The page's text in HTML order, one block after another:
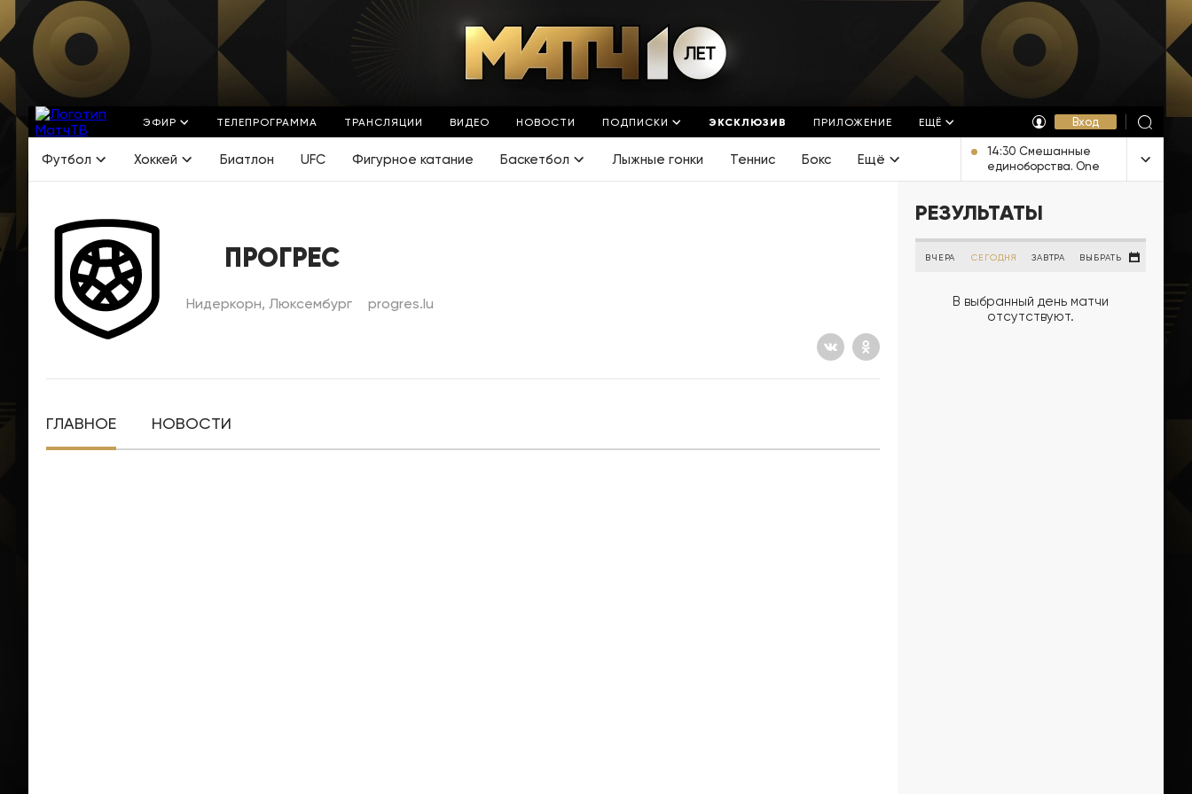
ЭФИР ТЕЛЕПРОГРАММА ТРАНСЛЯЦИИ ВИДЕО НОВОСТИ ПОДПИСКИ ЭКСКЛЮЗИВ ПРИЛОЖЕНИЕ ЕЩЁ Вход
Футбол Хоккей Биатлон UFC Фигурное катание Баскетбол Лыжные гонки Теннис Бокс Ещё
14:30 Смешанные
единоборства. One
FC. Прямая
Таиланда
ПРОГРЕС
Нидеркорн, Люксембург progres.lu
ГЛАВНОЕ НОВОСТИ
РЕЗУЛЬТАТЫ
ВЧЕРА СЕГОДНЯ ЗАВТРА ВЫБРАТЬ
В выбранный день матчи
отсутствуют.